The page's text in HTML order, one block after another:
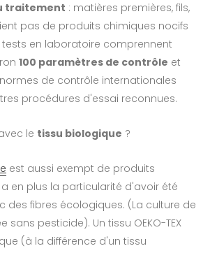
traitement : matières premières, fils,
pas de produits chimiques nocifs
tests en laboratoire comprennent
100 paramètres de contrôle et
de contrôle internationales
procédures d'essai reconnues.
le tissu biologique ?
est aussi exempt de produits
en plus la particularité d'avoir été
des fibres écologiques. (La culture de
sans pesticide). Un tissu OEKO-TEX
(à la différence d'un tissu